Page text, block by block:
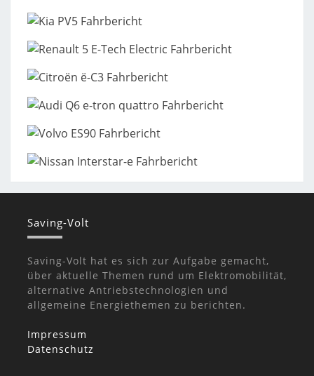
Saving-Volt
Saving-Volt hat es sich zur Aufgabe gemacht,
über aktuelle Themen rund um Elektromobilität,
alternative Antriebstechnologien und
allgemeine Energiethemen zu berichten.
Impressum
Datenschutz